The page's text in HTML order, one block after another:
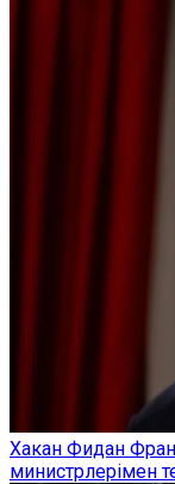
Хакан Фидан
министрлерімен